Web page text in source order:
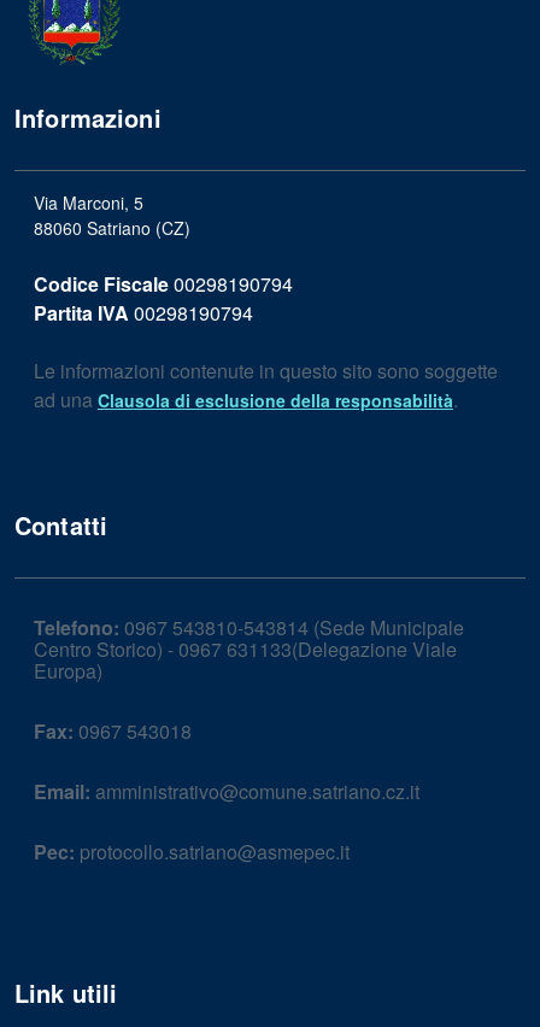
Informazioni
Via Marconi, 5
88060 Satriano (CZ)
Codice Fiscale00298190794
Partita IVA 00298190794
Le informazioni contenute in questo sito sono soggette
ad una Clausola di esclusione della responsabilità.
Contatti
Telefono: 0967 543810-543814 (Sede Municipale
Centro Storico) - 0967 631133(Delegazione Viale
Europa)
Fax: 0967 543018
Email: amministrativo@comune.satriano.cz.it
Pec: protocollo.satriano@asmepec.it
Link utili